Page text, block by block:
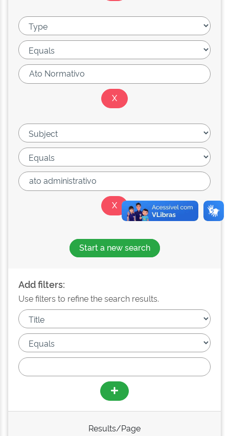
Start a new search
Add filters:
Use filters to refine the search results.
Results/Page